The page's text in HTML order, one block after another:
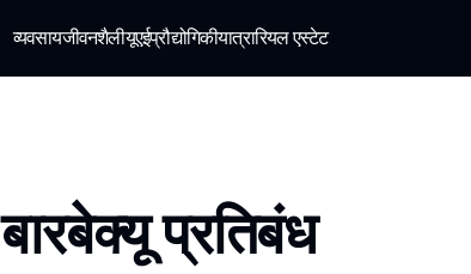
व्यवसायजीवनशैलीयूएईप्रौद्योगिकीयात्रारियल एस्टेट
प्रतिबंध